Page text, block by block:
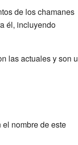
de los chamanes
él, incluyendo
las actuales y son
nombre de este